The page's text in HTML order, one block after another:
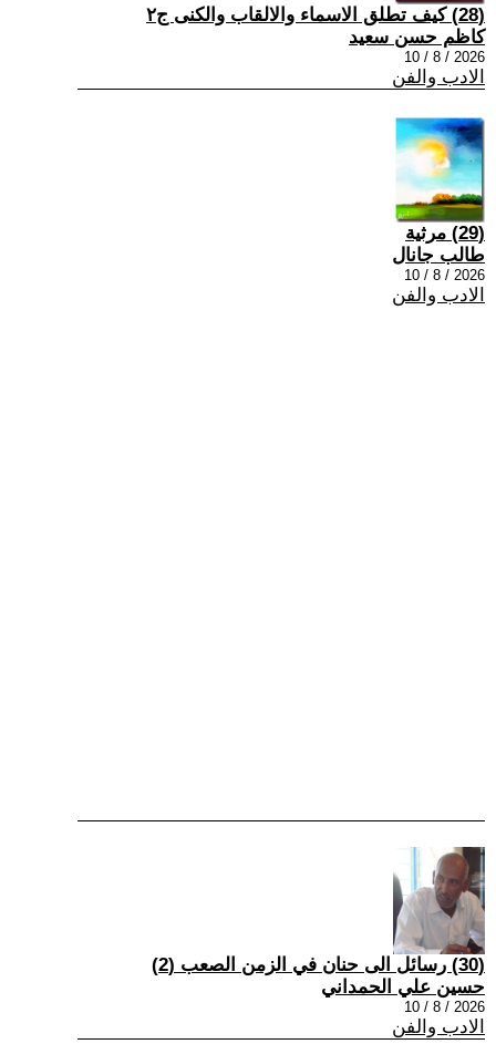
(28) كيف تطلق الاسماء والالقاب والكنى ج٢
كاظم حسن سعيد
2026 / 8 / 10
الادب والفن
(29) مرثية
طالب جانال
2026 / 8 / 10
الادب والفن
(30) رسائل الى حنان في الزمن الصعب (2)
حسين علي الحمداني
2026 / 8 / 10
الادب والفن